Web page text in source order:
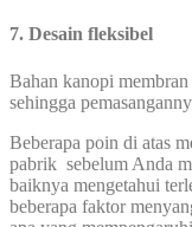
7. Desain fleksibel
Bahan kanopi
sehingga
Beberapa poin di atas
pabrik sebelum Anda
baiknya mengetahui
beberapa faktor